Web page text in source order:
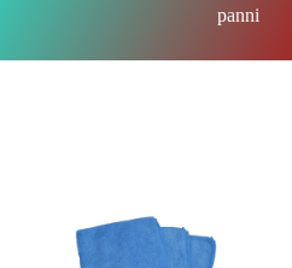
panni